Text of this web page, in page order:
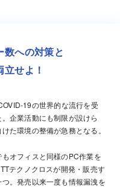
数への対策と
せよ！
19の世界的な流行を受
企業活動にも制限が設けら
た環境の整備が急務となる。
オフィスと同様のPC作業を
テクノクロスが開発・販売す
。発売以来一度も情報漏洩を